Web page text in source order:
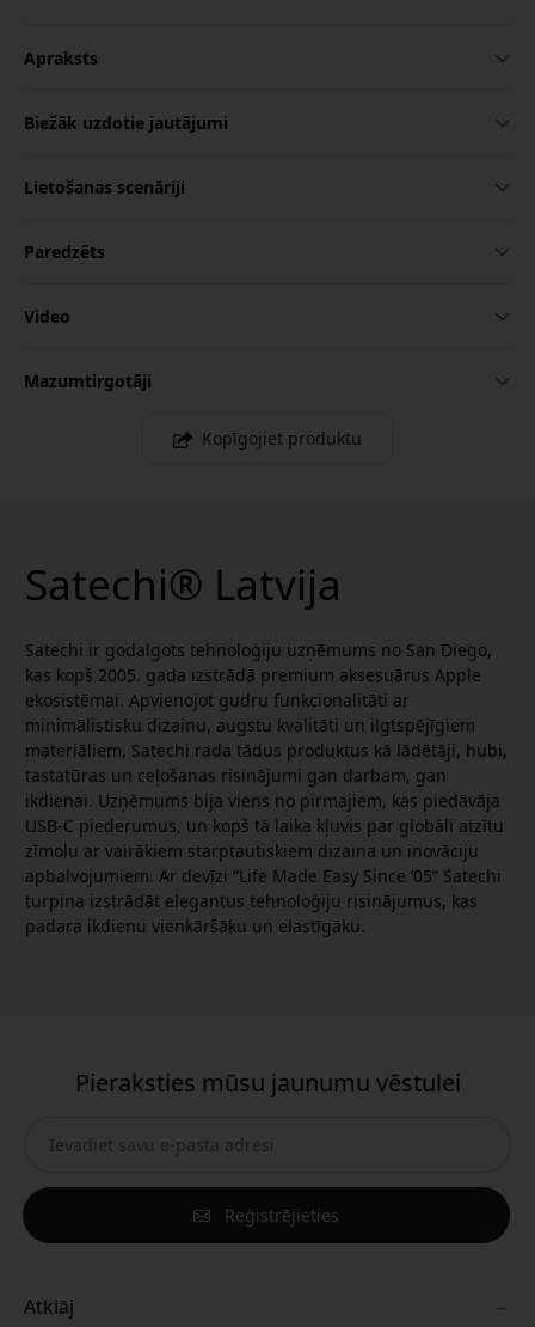
Apraksts
Biežāk uzdotie jautājumi
Lietošanas scenāriji
Paredzēts
Video
Mazumtirgotāji
Kopīgojiet produktu
Satechi® Latvija
Satechi ir godalgots tehnoloģiju uzņēmums no San Diego,
kas kopš 2005. gada izstrādā premium aksesuārus Apple
ekosistēmai. Apvienojot gudru funkcionalitāti ar
minimālistisku dizainu, augstu kvalitāti un ilgtspējīgiem
materiāliem, Satechi rada tādus produktus kā lādētāji, hubi,
tastatūras un ceļošanas risinājumi gan darbam, gan
ikdienai. Uzņēmums bija viens no pirmajiem, kas piedāvāja
USB-C piederumus, un kopš tā laika kļuvis par globāli atzītu
zīmolu ar vairākiem starptautiskiem dizaina un inovāciju
apbalvojumiem. Ar devīzi “Life Made Easy Since ’05” Satechi
turpina izstrādāt elegantus tehnoloģiju risinājumus, kas
padara ikdienu vienkāršāku un elastīgāku.
Pieraksties mūsu jaunumu vēstulei
Reģistrējieties
Atklāj